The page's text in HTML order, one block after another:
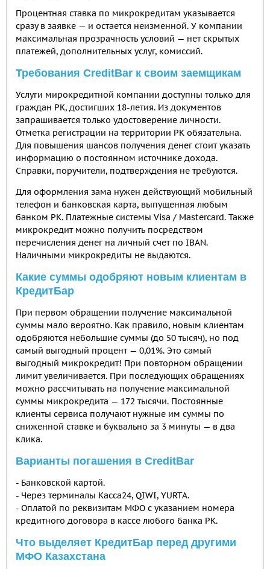
Процентная ставка по микрокредитам указывается
сразу в заявке — и остается неизменной. У компании
максимальная прозрачность условий — нет скрытых
платежей, дополнительных услуг, комиссий.
Требования СreditBar к своим заемщикам
Услуги мирокредитной компании доступны только для
граждан РК, достигших 18-летия. Из документов
запрашивается только удостоверение личности.
Отметка регистрации на территории РК обязательна.
Для повышения шансов получения денег стоит указать
информацию о постоянном источнике дохода.
Справки, поручители, подтверждения не требуются.
Для оформления зама нужен действующий мобильный
телефон и банковская карта, выпущенная любым
банком РК. Платежные системы Visa / Mastercard. Также
микрокредит можно получить посредством
перечисления денег на личный счет по IBAN.
Наличными микрокредиты не выдаются.
Какие суммы одобряют новым клиентам в
КредитБар
При первом обращении получение максимальной
суммы мало вероятно. Как правило, новым клиентам
одобряются небольшие суммы (до 50 тысяч), но под
самый выгодный процент — 0,01%. Это самый
выгодный микрокредит! При повторном обращении
лимит увеличивается. При последующих обращениях
можно рассчитывать на получение максимальной
суммы микрокредита — 172 тысячи. Постоянные
клиенты сервиса получают нужные им суммы по
сниженной ставке и буквально за 3 минуты — в два
клика.
Варианты погашения в СreditBar
- Банковской картой.
- Через терминалы Касса24, QIWI, YURTA.
- Оплатой по реквизитам МФО с указанием номера
кредитного договора в кассе любого банка РК.
Что выделяет КредитБар перед другими
МФО Казахстана